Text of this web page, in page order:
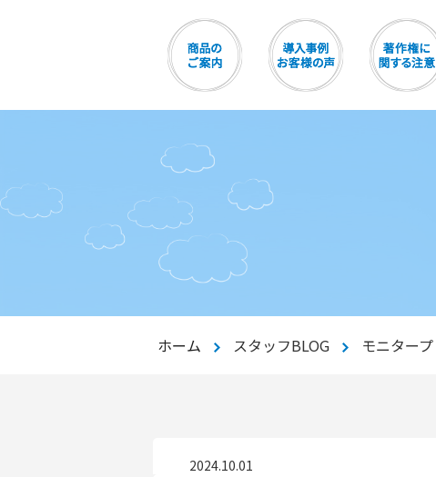
ホーム スタッフBLOG モニター
2024.10.01